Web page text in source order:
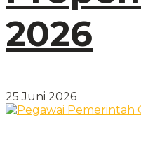
2026
25 Juni 2026